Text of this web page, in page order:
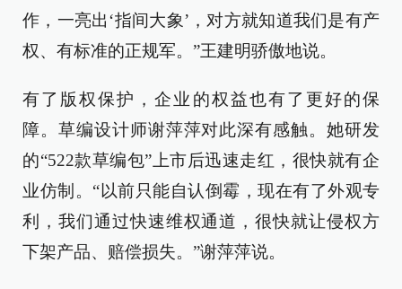
作，一亮出‘指间大象’，对方就知道我们是有产
权、有标准的正规军。”王建明骄傲地说。
有了版权保护，企业的权益也有了更好的保
障。草编设计师谢萍萍对此深有感触。她研发
的“522款草编包”上市后迅速走红，很快就有企
业仿制。“以前只能自认倒霉，现在有了外观专
利，我们通过快速维权通道，很快就让侵权方
下架产品、赔偿损失。”谢萍萍说。